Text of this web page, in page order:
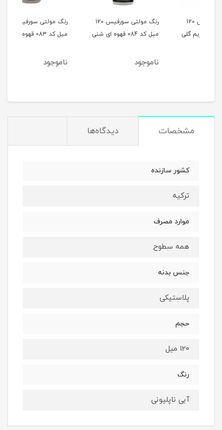
رنگ مولتی سورفیس 120
میل کد 084 قهوه ای شنی
رنگ مولتی سورفیس 120
میل کد 083 قهوه ای خاکی
مشخصات دیدگاه‌ها
کشور سازنده
ترکیه
موارد مصرف
همه سطوح
جنس بدنه
پلاستیکی
حجم
120 میل
رنگ
آبی ناپلیونی